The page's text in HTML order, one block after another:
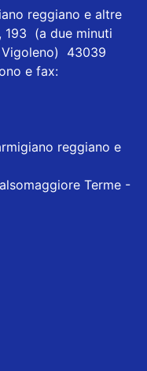
reggiano e altre
193 (a due minuti
43039
e fax:
reggiano e
Terme -